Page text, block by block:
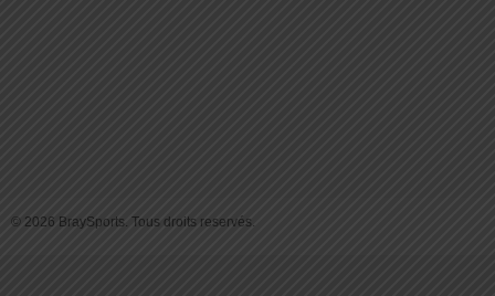
© 2026 BraySports. Tous droits reservés.